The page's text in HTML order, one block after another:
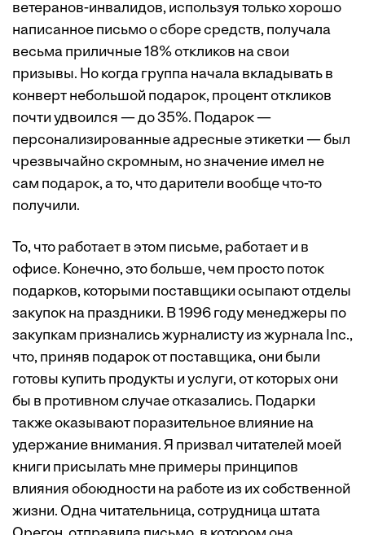
ветеранов-инвалидов, используя только хорошо
написанное письмо о сборе средств, получала
весьма приличные 18% откликов на свои
призывы. Но когда группа начала вкладывать в
конверт небольшой подарок, процент откликов
почти удвоился — до 35%. Подарок —
персонализированные адресные этикетки — был
чрезвычайно скромным, но значение имел не
сам подарок, а то, что дарители вообще что-то
получили.
То, что работает в этом письме, работает и в
офисе. Конечно, это больше, чем просто поток
подарков, которыми поставщики осыпают отделы
закупок на праздники. В 1996 году менеджеры по
закупкам признались журналисту из журнала Inc.,
что, приняв подарок от поставщика, они были
готовы купить продукты и услуги, от которых они
бы в противном случае отказались. Подарки
также оказывают поразительное влияние на
удержание внимания. Я призвал читателей моей
книги присылать мне примеры принципов
влияния обоюдности на работе из их собственной
жизни. Одна читательница, сотрудница штата